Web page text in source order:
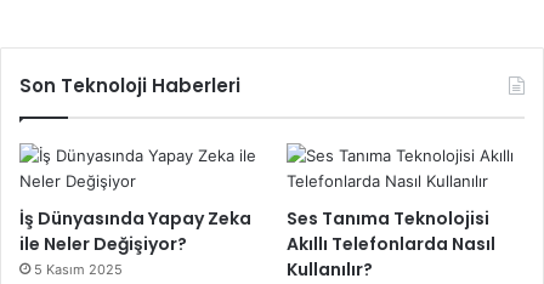
Son Teknoloji Haberleri
İş Dünyasında Yapay Zeka
ile Neler Değişiyor?
5 Kasım 2025
Ses Tanıma Teknolojisi
Akıllı Telefonlarda Nasıl
Kullanılır?